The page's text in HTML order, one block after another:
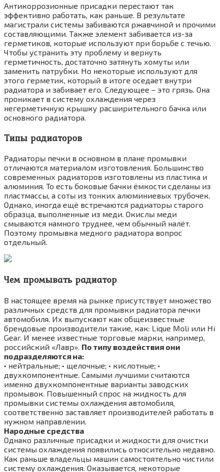
Антикоррозионные присадки перестают так
эффективно работать, как раньше. В результате
магистрали системы забиваются ржавчиной и прочими
составляющими. Также элемент забивается из-за
герметиков, которые используют при борьбе с течью.
Чтобы устранить эту проблему и вернуть
герметичность, достаточно затянуть хомуты или
заменить патрубки. Но некоторые используют для
этого герметик, который в итоге оседает внутри
радиатора и забивает его. Следующее – это грязь. Она
проникает в систему охлаждения через
негерметичную крышку расширительного бачка или
основного радиатора.
Типы радиаторов
Радиаторы печки в основном в плане промывки
отличаются материалом изготовления. Большинство
современных радиаторов изготовлены из пластика и
алюминия. То есть боковые бачки ёмкости сделаны из
пластмассы, а соты из тонких алюминиевых трубочек.
Однако, иногда ещё встречаются радиаторы старого
образца, выполненные из меди. Окислы меди
смываются намного труднее, чем обычный налёт.
Поэтому промывка медного радиатора вопрос
отдельный.
Чем промывать радиатор
В настоящее время на рынке присутствует множество
различных средств для промывки радиатора печки
автомобиля. Их выпускают как общеизвестные
брендовые производители такие, как: Lique Moli или Hi
Gear. И менее известные торговые марки, например,
российский «Лавр». По типу воздействия они
подразделяются на:
• нейтральные; • щелочные; • кислотные; •
двухкомпонентные. Самыми лучшими считаются
именно двухкомпонентные варианты заводских
промывок. Повышенный спрос на жидкость для
промывки системы охлаждения автомобиля,
соответственно заставляет производителей работать в
нужном направлении.
Народные средства
Однако различные присадки и жидкости для очистки
системы охлаждения появились относительно недавно.
Как раньше владельцы машин самостоятельно чистили
систему охлаждения. Оказывается, некоторые